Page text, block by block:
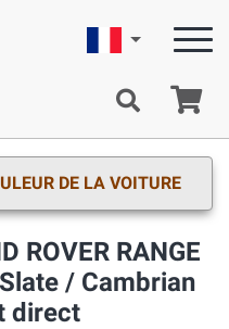
Française
DE LA VOITURE
ROVER RANGE
/ Cambrian
direct